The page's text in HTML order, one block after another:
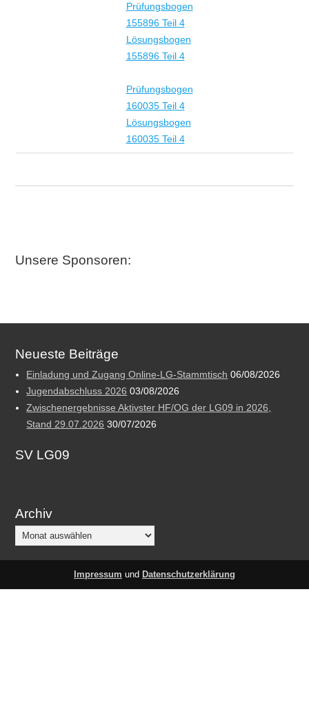
Prüfungsbogen
155896 Teil 4
Lösungsbogen
155896 Teil 4
Prüfungsbogen
160035 Teil 4
Lösungsbogen
160035 Teil 4
Unsere Sponsoren:
Neueste Beiträge
Einladung und Zugang Online-LG-Stammtisch 06/08/2026
Jugendabschluss 2026 03/08/2026
Zwischenergebnisse Aktivster HF/OG der LG09 in 2026,
Stand 29.07.2026 30/07/2026
SV LG09
Archiv
Archiv
Impressum und Datenschutzerklärung